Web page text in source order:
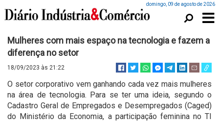
domingo, 09 de agosto de 2026
Mulheres com mais espaço na tecnologia e fazem a
diferença no setor
18/09/2023 às 21:22
O setor corporativo vem ganhando cada vez mais mulheres
na área de tecnologia. Para se ter uma ideia, segundo o
Cadastro Geral de Empregados e Desempregados (Caged)
do Ministério da Economia, a participação feminina no TI